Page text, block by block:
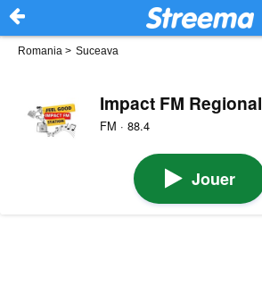
Romania > Suceava
Impact FM Regional
FM · 88.4
Jouer